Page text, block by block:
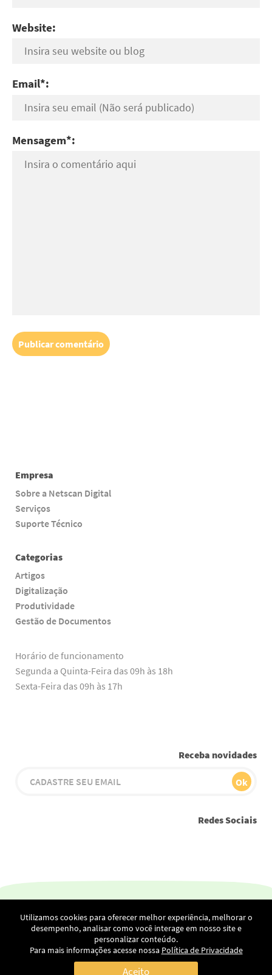
Website:
Email*:
Mensagem*:
Empresa
Sobre a Netscan Digital
Serviços
Suporte Técnico
Categorias
Artigos
Digitalização
Produtividade
Gestão de Documentos
Horário de funcionamento
Segunda a Quinta-Feira das 09h às 18h
Sexta-Feira das 09h às 17h
Receba novidades
Redes Sociais
Netscan Digital Ltda - Alameda Rio Negro, 1030 - 23.º andar –
Escritório 2304 – Sala Tamboré
Condomínio Stadium – Alphaville – Barueri – CEP: 06454-000 /
CNPJ 05.103.620/0001-70 /
(11) 4195-0559/ (11) 98176-2804
Utilizamos cookies para oferecer melhor experiência, melhorar o
desempenho, analisar como você interage em nosso site e
personalizar conteúdo.
Para mais informações acesse nossa Política de Privacidade
Aceito